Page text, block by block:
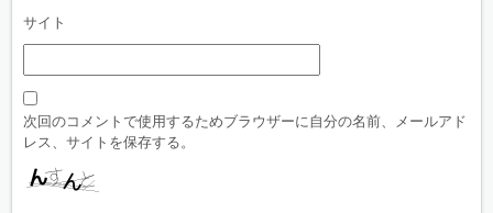
サイト
次回のコメントで使用するためブラウザーに自分の名前、メールアド
レス、サイトを保存する。